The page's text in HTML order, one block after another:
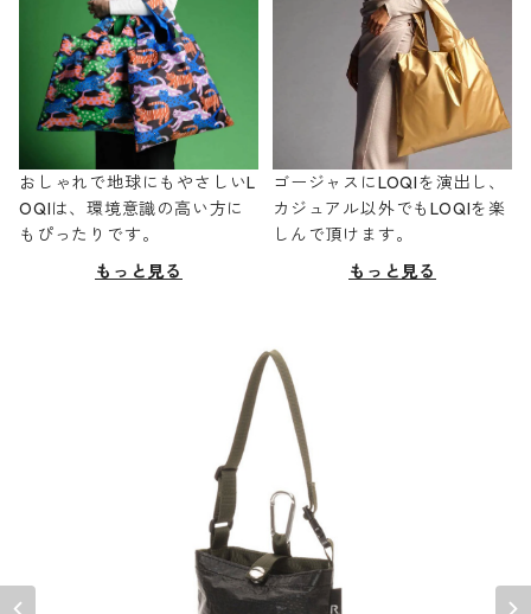
おしゃれで地球にもやさしいL
OQIは、環境意識の高い方に
もぴったりです。
もっと見る
ゴージャスにLOQIを演出し、
カジュアル以外でもLOQIを楽
しんで頂けます。
もっと見る